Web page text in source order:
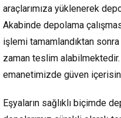
araçlarımıza yüklenerek
Akabinde depolama
işlemi tamamlandıktan
zaman teslim
emanetimizde güven
Eşyaların sağlıklı biçimde